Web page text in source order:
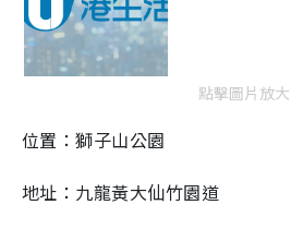
點擊圖片放大
位置：獅子山公園
地址：九龍黃大仙竹園道